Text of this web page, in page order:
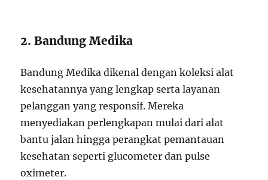
2. Bandung Medika
Bandung Medika dikenal dengan koleksi alat
kesehatannya yang lengkap serta layanan
pelanggan yang responsif. Mereka
menyediakan perlengkapan mulai dari alat
bantu jalan hingga perangkat pemantauan
kesehatan seperti glucometer dan pulse
oximeter.